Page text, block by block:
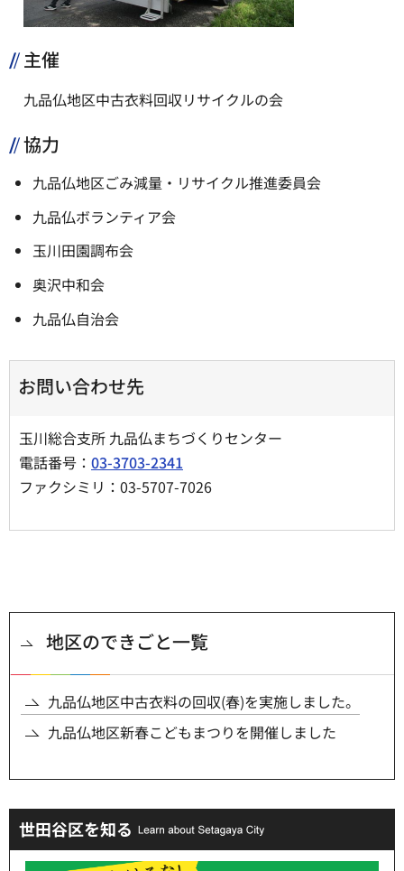
主催
九品仏地区中古衣料回収リサイクルの会
協力
九品仏地区ごみ減量・リサイクル推進委員会
九品仏ボランティア会
玉川田園調布会
奥沢中和会
九品仏自治会
お問い合わせ先
玉川総合支所 九品仏まちづくりセンター
電話番号： 03-3703-2341
ファクシミリ：03-5707-7026
地区のできごと一覧
九品仏地区中古衣料の回収(春)を実施しました。
九品仏地区新春こどもまつりを開催しました
世田谷区を知る